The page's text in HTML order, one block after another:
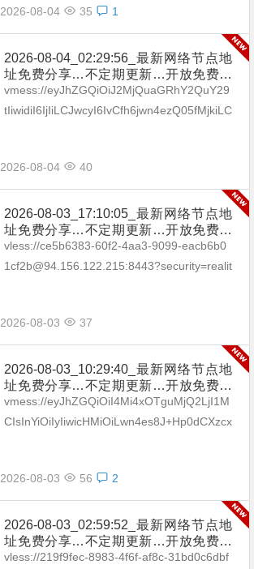
2026-08-04 35 1
2026-08-04_02:29:56_最新网络节点地
址免费分享…不定期更新…开放免费分
享（网络免费节点香港|日本|韩国|新加
坡|台湾|马来西亚|…
vmess://eyJhZGQiOiJ2MjQuaGRhY2QuY29
tIiwidiI6IjIiLCJwcyI6IvCfh6jwn4ezQ05fMjkiLC
2026-08-04 40
2026-08-03_17:10:05_最新网络节点地
址免费分享…不定期更新…开放免费分
享（网络免费节点香港|日本|韩国|新加
坡|台湾|马来西亚|…
vless://ce5b6383-60f2-4aa3-9099-eacb6b0
1cf2b@94.156.122.215:8443?security=realit
2026-08-03 37
2026-08-03_10:29:40_最新网络节点地
址免费分享…不定期更新…开放免费分
享（网络免费节点香港|日本|韩国|新加
坡|台湾|马来西亚|…
vmess://eyJhZGQiOiI4Mi4xOTguMjQ2LjI1M
CIsInYiOiIyIiwicHMiOiLwn4es8J+Hp0dCXzcx
2026-08-03 56 2
2026-08-03_02:59:52_最新网络节点地
址免费分享…不定期更新…开放免费分
享（网络免费节点香港|日本|韩国|新加
vless://219f9fec-8983-4f6f-af8c-31bd0c6dbf